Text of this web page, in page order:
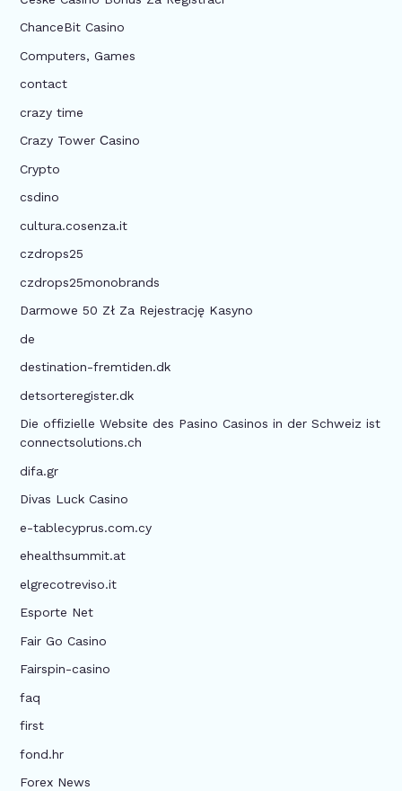
ChanceBit Casino
Computers, Games
contact
crazy time
Crazy Tower Сasino
Crypto
csdino
cultura.cosenza.it
czdrops25
czdrops25monobrands
Darmowe 50 Zł Za Rejestrację Kasyno
de
destination-fremtiden.dk
detsorteregister.dk
Die offizielle Website des Pasino Casinos in der Schweiz ist
connectsolutions.ch
difa.gr
Divas Luck Casino
e-tablecyprus.com.cy
ehealthsummit.at
elgrecotreviso.it
Esporte Net
Fair Go Casino
Fairspin-casino
faq
first
fond.hr
Forex News